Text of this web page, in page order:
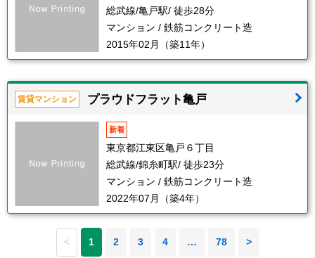
総武線/亀戸駅/ 徒歩28分
マンション / 鉄筋コンクリート造
2015年02月（築11年）
賃貸マンション プラウドフラット亀戸
新着
東京都江東区亀戸６丁目
総武線/錦糸町駅/ 徒歩23分
マンション / 鉄筋コンクリート造
2022年07月（築4年）
< 1 2 3 4 … 78 >